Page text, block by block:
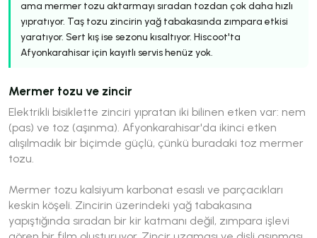
ama mermer tozu aktarmayı sıradan tozdan çok daha hızlı
yıpratıyor. Taş tozu zincirin yağ tabakasında zımpara etkisi
yaratıyor. Sert kış ise sezonu kısaltıyor. Hiscoot'ta
Afyonkarahisar için kayıtlı servis henüz yok.
Mermer tozu ve zincir
Elektrikli bisiklette zinciri yıpratan iki bilinen etken var: nem
(pas) ve toz (aşınma). Afyonkarahisar'da ikinci etken
alışılmadık bir biçimde güçlü, çünkü buradaki toz mermer
tozu.
Mermer tozu kalsiyum karbonat esaslı ve parçacıkları
keskin köşeli. Zincirin üzerindeki yağ tabakasına
yapıştığında sıradan bir kir katmanı değil, zımpara işlevi